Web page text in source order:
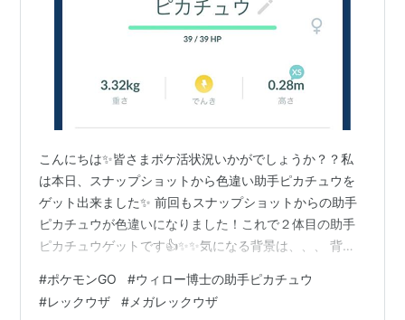
こんにちは✨皆さまポケ活状況いかがでしょうか？？私
は本日、スナップショットから色違い助手ピカチュウを
ゲット出来ました✨ 前回もスナップショットからの助手
ピカチュウが色違いになりました！これで２体目の助手
ピカチュウゲットです👍✨✨気になる背景は、、、 背景
でウィロー博士の助手ピカチュウのオスとメスがコンプ
出来ましたのでよしとします！今回のピカチュウは色違
#ポケモンGO #ウィロー博士の助手ピカチュウ
#レックウザ #メガレックウザ